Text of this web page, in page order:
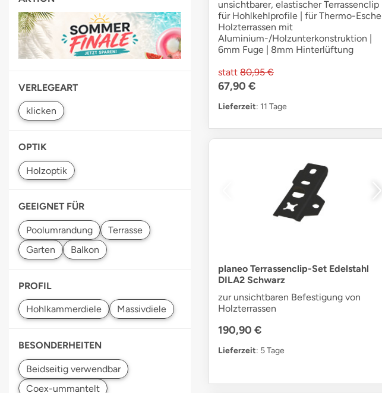
VERLEGEART
OPTIK
GEEIGNET FÜR
PROFIL
BESONDERHEITEN
unsichtbarer, elastischer Terrassenclip
für Hohlkehlprofile | für Thermo-Esche
Holzterrassen mit
Aluminium-/Holzunterkonstruktion |
6mm Fuge | 8mm Hinterlüftung
statt 80,95 €
67,90 €
Lieferzeit: 11 Tage
planeo Terrassenclip-Set Edelstahl
DILA2 Schwarz
zur unsichtbaren Befestigung von
Holzterrassen
190,90 €
Lieferzeit: 5 Tage